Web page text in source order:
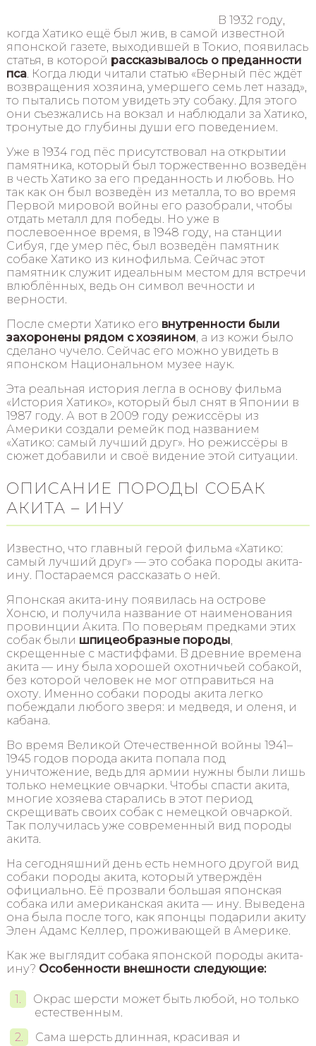
В 1932 году,
когда Хатико ещё был жив, в самой известной
японской газете, выходившей в Токио, появилась
статья, в которой рассказывалось о преданности
пса. Когда люди читали статью «Верный пёс ждёт
возвращения хозяина, умершего семь лет назад»,
то пытались потом увидеть эту собаку. Для этого
они съезжались на вокзал и наблюдали за Хатико,
тронутые до глубины души его поведением.
Уже в 1934 год пёс присутствовал на открытии
памятника, который был торжественно возведён
в честь Хатико за его преданность и любовь. Но
так как он был возведён из металла, то во время
Первой мировой войны его разобрали, чтобы
отдать металл для победы. Но уже в
послевоенное время, в 1948 году, на станции
Сибуя, где умер пёс, был возведён памятник
собаке Хатико из кинофильма. Сейчас этот
памятник служит идеальным местом для встречи
влюблённых, ведь он символ вечности и
верности.
После смерти Хатико его внутренности были
захоронены рядом с хозяином , а из кожи было
сделано чучело. Сейчас его можно увидеть в
японском Национальном музее наук.
Эта реальная история легла в основу фильма
«История Хатико», который был снят в Японии в
1987 году. А вот в 2009 году режиссёры из
Америки создали ремейк под названием
«Хатико: самый лучший друг». Но режиссёры в
сюжет добавили и своё видение этой ситуации.
ОПИСАНИЕ ПОРОДЫ СОБАК
АКИТА – ИНУ
Известно, что главный герой фильма «Хатико:
самый лучший друг» — это собака породы акита-
ину. Постараемся рассказать о ней.
Японская акита-ину появилась на острове
Хонсю, и получила название от наименования
провинции Акита. По поверьям предками этих
собак были шпицеобразные породы,
скрещенные с мастиффами. В древние времена
акита — ину была хорошей охотничьей собакой,
без которой человек не мог отправиться на
охоту. Именно собаки породы акита легко
побеждали любого зверя: и медведя, и оленя, и
кабана.
Во время Великой Отечественной войны 1941–
1945 годов порода акита попала под
уничтожение, ведь для армии нужны были лишь
только немецкие овчарки. Чтобы спасти акита,
многие хозяева старались в этот период
скрещивать своих собак с немецкой овчаркой.
Так получилась уже современный вид породы
акита.
На сегодняшний день есть немного другой вид
собаки породы акита, который утверждён
официально. Её прозвали большая японская
собака или американская акита — ину. Выведена
она была после того, как японцы подарили акиту
Элен Адамс Келлер, проживающей в Америке.
Как же выглядит собака японской породы акита-
ину? Особенности внешности следующие:
Окрас шерсти может быть любой, но только
естественным.
Сама шерсть длинная, красивая и